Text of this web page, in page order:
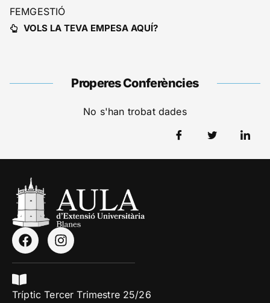
FEMGESTIÓ
VOLS LA TEVA EMPESA AQUÍ?
Properes Conferències
No s'han trobat dades
Tríptic Tercer Trimestre 25/26